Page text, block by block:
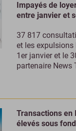
Impayés de
entre janvier et
37 817
et les expulsions
1er janvier et le
partenaire News
Transactions en
élevés sous